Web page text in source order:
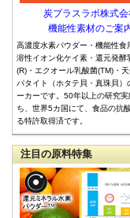
炭プラスラボ株式会
機能性素材のご案
高濃度水素パウダー・機能性食
溶性イオン化ケイ素・還元発酵
(R)・エクオール乳酸菌(TM)・
パタイト（ホタテ貝・真珠貝）
ーカーです。50年以上の研究実
ち、世界5カ国にて、食品の抗
る特許取得済です。
注目の原料特集